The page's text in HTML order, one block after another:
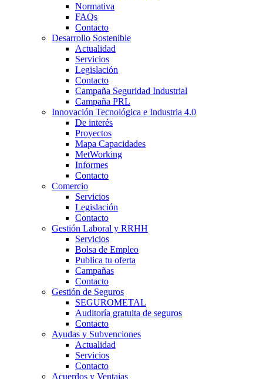
Normativa
FAQs
Contacto
Desarrollo Sostenible
Actualidad
Servicios
Legislación
Contacto
Campaña Seguridad Industrial
Campaña PRL
Innovación Tecnológica e Industria 4.0
De interés
Proyectos
Mapa Capacidades
MetWorking
Informes
Contacto
Comercio
Servicios
Legislación
Contacto
Gestión Laboral y RRHH
Servicios
Bolsa de Empleo
Publica tu oferta
Campañas
Contacto
Gestión de Seguros
SEGUROMETAL
Auditoría gratuita de seguros
Contacto
Ayudas y Subvenciones
Actualidad
Servicios
Contacto
Acuerdos y Ventajas